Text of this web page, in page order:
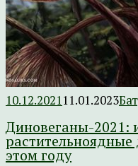
10.12.2021 11.01.2023
Диновеганы-2021:
этом году